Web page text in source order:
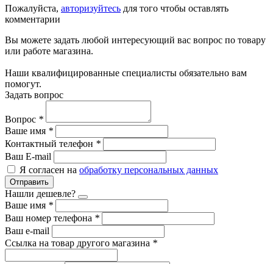
Пожалуйста, авторизуйтесь для того чтобы оставлять
комментарии
Вы можете задать любой интересующий вас вопрос по товару
или работе магазина.
Наши квалифицированные специалисты обязательно вам
помогут.
Задать вопрос
Вопрос *
Ваше имя *
Контактный телефон *
Ваш E-mail
Я согласен на обработку персональных данных
Отправить
Нашли дешевле?
Ваше имя *
Ваш номер телефона *
Ваш e-mail
Ссылка на товар другого магазина *